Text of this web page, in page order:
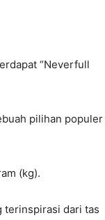
“Neverfull
pilihan populer
(kg).
terinspirasi dari tas